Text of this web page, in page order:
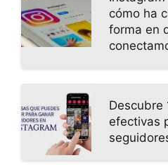
cómo ha
forma en
Descubre
efectivas